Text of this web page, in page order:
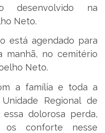
desenvolvido na
Neto.
está agendado para
manhã, no cemitério
Neto.
a família e toda a
Regional de
dolorosa perda,
conforte nesse